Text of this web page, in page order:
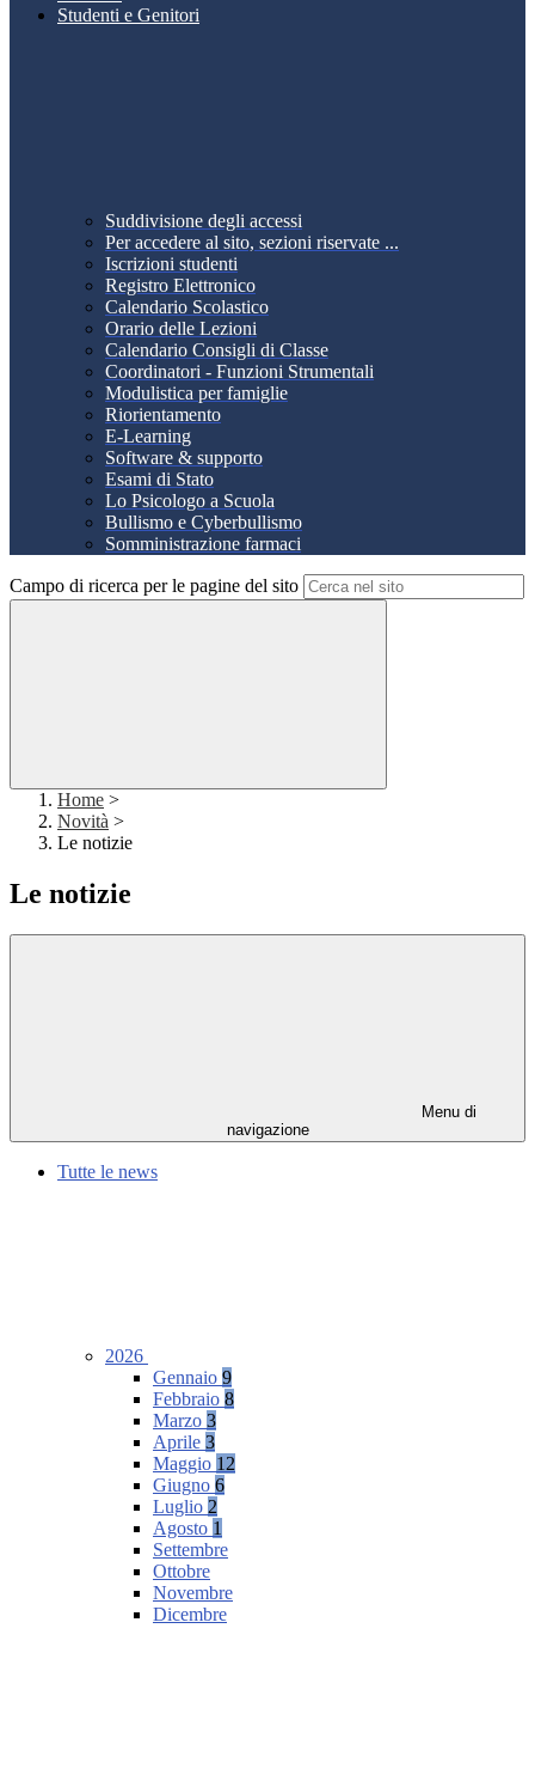
Studenti e Genitori
Suddivisione degli accessi
Per accedere al sito, sezioni riservate ...
Iscrizioni studenti
Registro Elettronico
Calendario Scolastico
Orario delle Lezioni
Calendario Consigli di Classe
Coordinatori - Funzioni Strumentali
Modulistica per famiglie
Riorientamento
E-Learning
Software & supporto
Esami di Stato
Lo Psicologo a Scuola
Bullismo e Cyberbullismo
Somministrazione farmaci
Campo di ricerca per le pagine del sito
Home >
Novità >
Le notizie
Le notizie
Menu di
navigazione
Tutte le news
2026
Gennaio 9
Febbraio 8
Marzo 3
Aprile 3
Maggio 12
Giugno 6
Luglio 2
Agosto 1
Settembre
Ottobre
Novembre
Dicembre